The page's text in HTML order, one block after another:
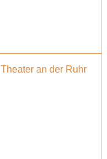
Theater an der Ruhr